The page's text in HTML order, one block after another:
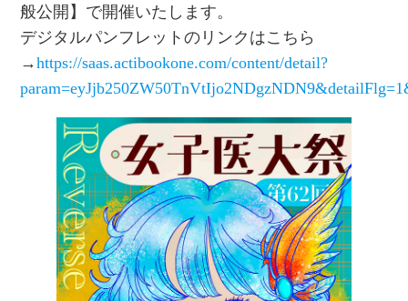
般公開】で開催いたします。
デジタルパンフレットのリンクはこちら
→https://saas.actibookone.com/content/detail?